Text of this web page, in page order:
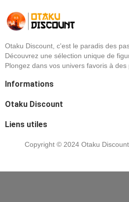
Otaku Discount, c'est le paradis des
Découvrez une sélection unique de
Plongez dans vos univers favoris à des
Informations
Otaku Discount
Liens utiles
Copyright © 2024 Otaku